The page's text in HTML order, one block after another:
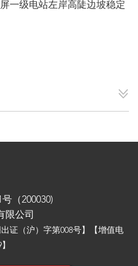
一级电站左岸高陡边坡稳定
（200030)
限公司
出证（沪）字第008号】【增值电